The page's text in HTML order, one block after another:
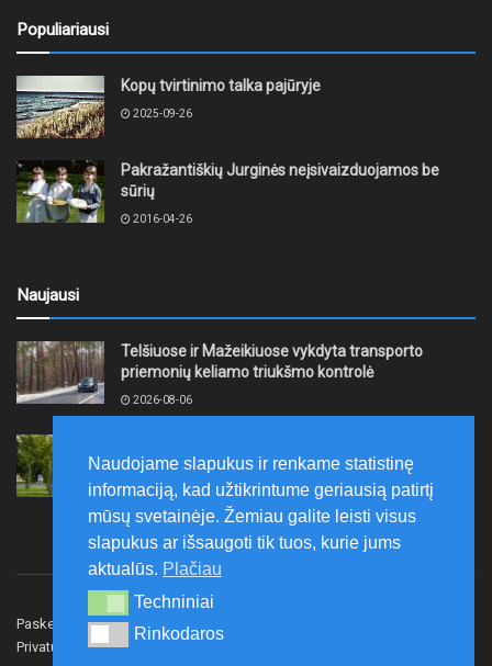
Populiariausi
Kopų tvirtinimo talka pajūryje
2025-09-26
Pakražantiškių Jurginės neįsivaizduojamos be
sūrių
2016-04-26
Naujausi
Telšiuose ir Mažeikiuose vykdyta transporto
priemonių keliamo triukšmo kontrolė
2026-08-06
2026-08-06
Paskelbk naujieną Rašyti redakcijai
Privatumo politika
Naudojame slapukus ir renkame statistinę
informaciją, kad užtikrintume geriausią patirtį
mūsų svetainėje. Žemiau galite leisti visus
slapukus ar išsaugoti tik tuos, kurie jums
aktualūs. Plačiau
Techniniai
Techniniai
Rinkodaros
Rinkodaros